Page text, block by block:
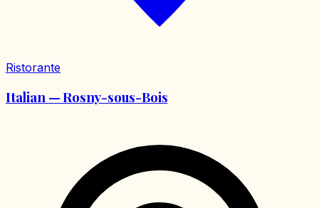
Ristorante
Italian — Rosny-sous-Bois